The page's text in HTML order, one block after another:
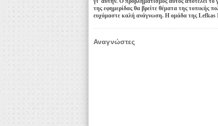
της εφημερίδας θα βρείτε θέματα της τοπικής
ευχόμαστε καλή ανάγνωση. Η ομάδα της Lefkas
Αναγνώστες